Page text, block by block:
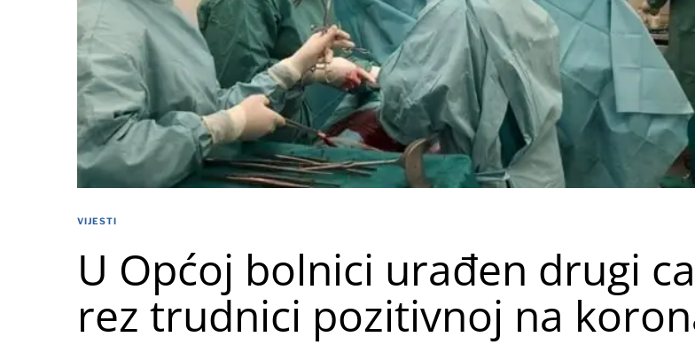
VIJESTI
U Općoj bolnici urađen drugi
rez trudnici pozitivnoj na